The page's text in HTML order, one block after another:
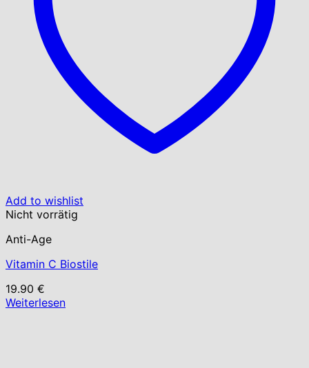
Add to wishlist
Nicht vorrätig
Anti-Age
Vitamin C Biostile
19.90 €
Weiterlesen